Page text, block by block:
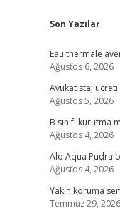
Son Yazılar
Eau thermale
Ağustos 6, 2026
Avukat staj ücreti
Ağustos 5, 2026
B sınıfı kurutma
Ağustos 4, 2026
Alo Aqua Pudra
Ağustos 4, 2026
Yakın koruma
Temmuz 29, 2026